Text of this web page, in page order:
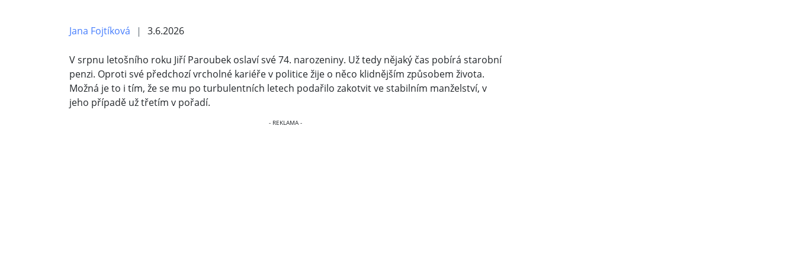
Jana Fojtíková 3.6.2026
V srpnu letošního roku Jiří Paroubek oslaví své 74. narozeniny. Už tedy nějaký čas pobírá starobní
penzi. Oproti své předchozí vrcholné kariéře v politice žije o něco klidnějším způsobem života.
Možná je to i tím, že se mu po turbulentních letech podařilo zakotvit ve stabilním manželství, v
jeho případě už třetím v pořadí.